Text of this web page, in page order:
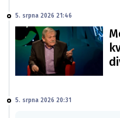
5. srpna 2026 21:46
5. srpna 2026 20:31